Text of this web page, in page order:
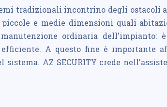
tradizionali incontrino degli ostacoli
e medie dimensioni quali
ordinaria dell'impianto:
A questo fine è importante
AZ SECURITY crede